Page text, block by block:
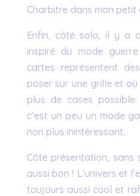
Charbitre dans mon
Enfin, côté solo, il y a
inspiré du mode
cartes représentent
poser sur une grille et
plus de cases
c’est un peu un mode
non plus inintéressant.
Côté présentation, sans
aussi bon ! L’univers et
toujours aussi cool et